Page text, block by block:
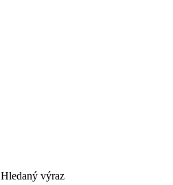
Hledaný výraz